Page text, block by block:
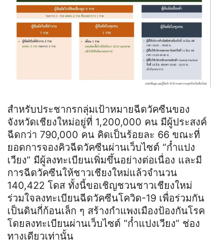
สำหรับประชากรกลุ่มเป้าหมายฉีดวัคซีนของ
จังหวัดเชียงใหม่อยู่ที่ 1,200,000 คน มีผู้ประสงค์
ฉีดกว่า 790,000 คน คิดเป็นร้อยละ 66 ขณะที่
ยอดการจองคิวฉีดวัคซีนผ่านเว็บไซต์ “ก๋ำแปง
เวียง” มีผู้ลงทะเบียนเพิ่มขึ้นอย่างต่อเนื่อง และมี
การฉีดวัคซีนให้ชาวเชียงใหม่แล้วจำนวน
140,422 โดส ทั้งนี้ขอเชิญชวนชาวเชียงใหม่
ร่วมใจลงทะเบียนฉีดวัคซีนโควิด-19 เพื่อร่วมกัน
เป็นดินกี่ก้อนเล็ก ๆ สร้างกำแพงเมืองป้องกันโรค
โดยลงทะเบียนผ่านเว็บไซต์ “ก๋ำแปงเวียง” ช่อง
ทางเดียวเท่านั้น